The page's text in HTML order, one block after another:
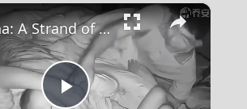
×
China: A Strand of Hair Almost Took a Child's Life.